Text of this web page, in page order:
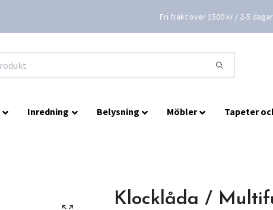
Fri frakt över 1500 kr / 2-5
Inredning Belysning Möbler Tapeter
Klocklåda /